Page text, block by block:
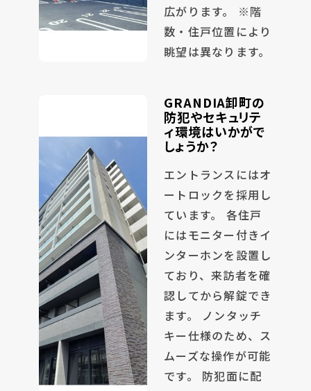
広がります。 ※階
数・住戸位置により
眺望は異なります。
GRANDIA卸町の
防犯やセキュリテ
ィ環境はいかがで
しょうか？
エントランスにはオ
ートロックを採用し
ています。 各住戸
にはモニター付きイ
ンターホンを設置し
ており、来訪者を確
認してから解錠でき
ます。 ノンタッチ
キー仕様のため、ス
ムーズな操作が可能
です。 防犯面に配